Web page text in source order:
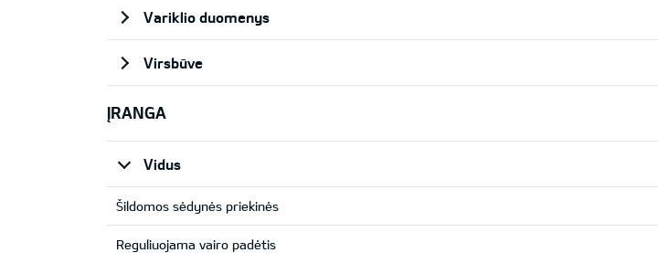
Variklio duomenys
Virsbūve
ĮRANGA
Vidus
Šildomos sėdynės priekinės
Reguliuojama vairo padėtis